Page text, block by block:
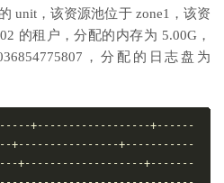
unit，该资源池位于 zone1，该资
的租户，分配的内存为 5.00G，
，分配的日志盘为
+------------------+------
+----------------+-----------
+-------------------+-------